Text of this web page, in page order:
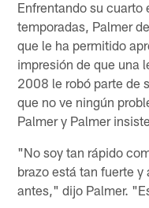
Enfrentando su cuarto
temporadas, Palmer
que le ha permitido
impresión de que una
2008 le robó parte de
que no ve ningún
Palmer y Palmer
"No soy tan rápido
brazo está tan fuerte
antes," dijo Palmer.